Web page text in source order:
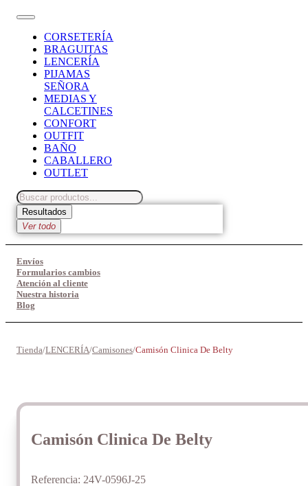
CORSETERÍA
BRAGUITAS
LENCERÍA
PIJAMAS
SEÑORA
MEDIAS Y
CALCETINES
CONFORT
OUTFIT
BAÑO
CABALLERO
OUTLET
Search
...Resultados
Ver todo
Envíos
Formularios cambios
Atención al cliente
Nuestra historia
Blog
Tienda/LENCERÍA/Camisones/Camisón Clinica De Belty
Camisón Clinica De Belty
Referencia: 24V-0596J-25